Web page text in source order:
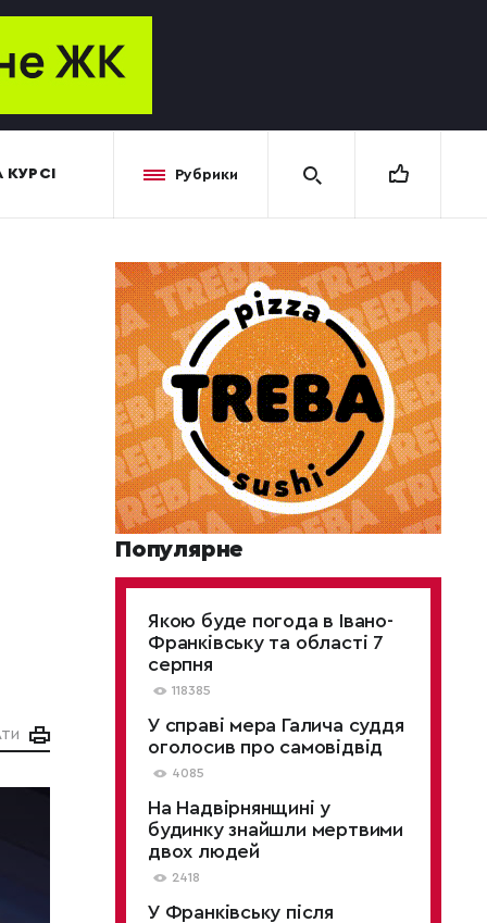
Рубрики
Популярне
Якою буде погода в Івано-
Франківську та області 7
серпня
118385
У справі мера Галича суддя
оголосив про самовідвід
4085
На Надвірнянщині у
будинку знайшли мертвими
двох людей
2418
У Франківську після